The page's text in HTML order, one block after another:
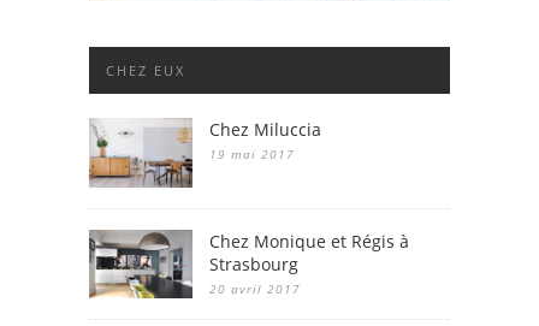
CHEZ EUX
Chez Miluccia
19 mai 2017
Chez Monique et Régis à
Strasbourg
20 avril 2017